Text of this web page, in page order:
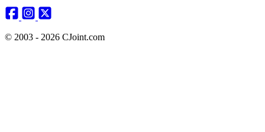
© 2003 - 2026 CJoint.com